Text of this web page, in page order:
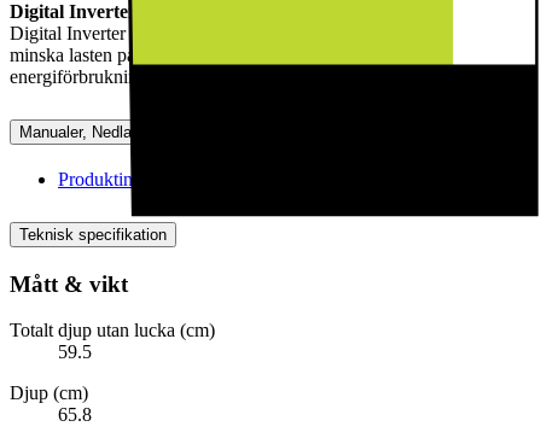
Digital Inverter Compressor
Digital Inverter Compressor körs på flera olika positioner för att
minska lasten på kompressorn, vilket betyder lägre
energiförbrukning, minskat slitage och mindre oljud.
Manualer, Nedladdningar, Reklamation & Support
Produktinformation(engelska)
Teknisk specifikation
Mått & vikt
Totalt djup utan lucka (cm)
59.5
Djup (cm)
65.8